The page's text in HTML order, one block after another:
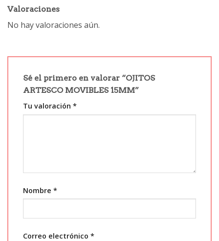
Valoraciones
No hay valoraciones aún.
Sé el primero en valorar “OJITOS
ARTESCO MOVIBLES 15MM”
Tu valoración *
Nombre *
Correo electrónico *